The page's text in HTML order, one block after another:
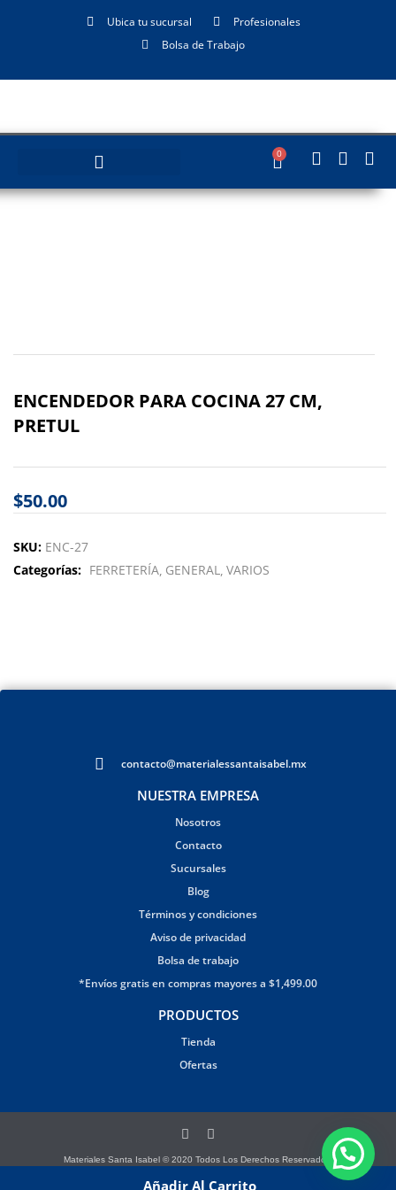
Ubica tu sucursal
Profesionales
Bolsa de Trabajo
0
ENCENDEDOR PARA COCINA 27 CM,
PRETUL
$50.00
Añadir Al Carrito
SKU: ENC-27
Categorías: FERRETERÍA GENERAL VARIOS
contacto@materialessantaisabel.mx
NUESTRA EMPRESA
Nosotros
Contacto
Sucursales
Blog
Términos y condiciones
Aviso de privacidad
Bolsa de trabajo
*Envíos gratis en compras mayores a $1,499.00
PRODUCTOS
Tienda
Ofertas
Materiales Santa Isabel © 2020 Todos Los Derechos Reservados.